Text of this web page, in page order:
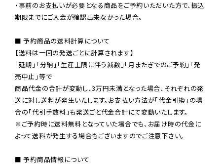
・事前のお支払いが必要となる商品をご予約いただいた方で、振込
期限までにご入金が確認出来なかった場合。
■ 予約商品の送料計算について
【送料は一回の発送ごとに計算されます】
「延期」「分納」「生産上限に伴う減数」「月またぎでのご予約」「発
売中止」等で
商品代金の合計が変動し、3万円未満となった場合、それぞれの発
送に対し送料が発生いたします。お支払い方法が「代金引換」の場
※ご予約時に送料無料となっていた場合でも、お届け時の代金に
よって送料が発生する場合もございますのでご注意下さい。
■ 予約商品情報について